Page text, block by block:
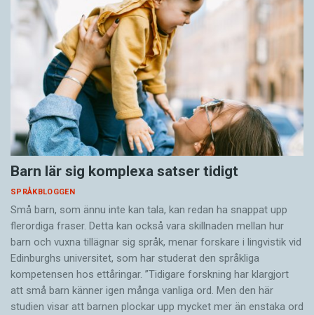
Barn lär sig komplexa satser tidigt
SPRÅKBLOGGEN
Små barn, som ännu inte kan tala, kan redan ha snappat upp
flerordiga fraser. Detta kan också vara skillnaden mellan hur
barn och vuxna tillägnar sig språk, menar forskare i lingvistik vid
Edinburghs universitet, som har studerat den språkliga
kompetensen hos ettåringar. ”Tidigare forskning har klargjort
att små barn känner igen många vanliga ord. Men den här
studien visar att barnen plockar upp mycket mer än enstaka ord